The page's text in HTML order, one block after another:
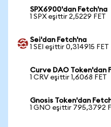
SPX6900'dan Fetch'na
1 SPX eşittir 2,5229 FET
Sei'dan Fetch'na
1 SEI eşittir 0,314915 FET
Curve DAO Token'dan
1 CRV eşittir 1,6068 FET
Gnosis Token'dan
1 GNO eşittir 795,3792